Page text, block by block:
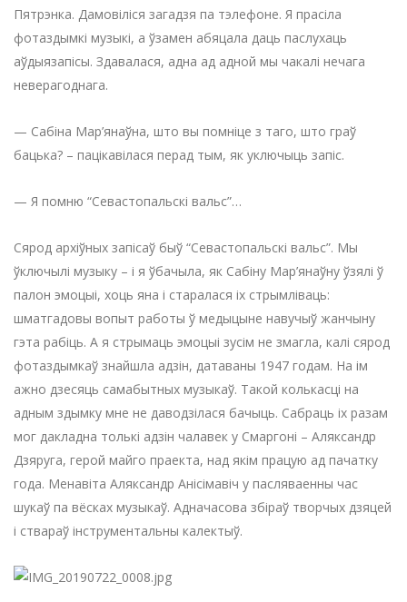
Пятрэнка. Дамовіліся загадзя па тэлефоне. Я прасіла
фотаздымкі музыкі, а ўзамен абяцала даць паслухаць
аўдыязапісы. Здавалася, адна ад адной мы чакалі нечага
неверагоднага.
— Сабіна Мар’янаўна, што вы помніце з таго, што граў
бацька? – пацікавілася перад тым, як уключыць запіс.
— Я помню “Севастопальскі вальс”…
Сярод архіўных запісаў быў “Севастопальскі вальс”. Мы
ўключылі музыку – і я ўбачыла, як Сабіну Мар’янаўну ўзялі ў
палон эмоцыі, хоць яна і старалася іх стрымліваць:
шматгадовы вопыт работы ў медыцыне навучыў жанчыну
гэта рабіць. А я стрымаць эмоцыі зусім не змагла, калі сярод
фотаздымкаў знайшла адзін, датаваны 1947 годам. На ім
ажно дзесяць самабытных музыкаў. Такой колькасці на
адным здымку мне не даводзілася бачыць. Сабраць іх разам
мог дакладна толькі адзін чалавек у Смаргоні – Аляксандр
Дзяруга, герой майго праекта, над якім працую ад пачатку
года. Менавіта Аляксандр Анісімавіч у пасляваенны час
шукаў па вёсках музыкаў. Адначасова збіраў творчых дзяцей
і ствараў інструментальны калектыў.